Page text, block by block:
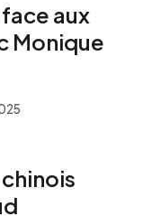
aux
Monique
chinois